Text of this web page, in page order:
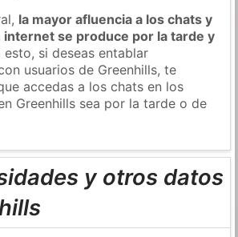
la mayor afluencia a los chats y
internet se produce por la tarde y
esto, si deseas entablar
usuarios de Greenhills, te
accedas a los chats en los
Greenhills sea por la tarde o de
y otros datos